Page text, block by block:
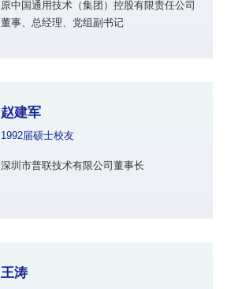
原中国通用技术（集团）控股有限责任公司
董事、总经理、党组副书记
赵建军
1992届硕士校友
深圳市普联技术有限公司董事长
王涛